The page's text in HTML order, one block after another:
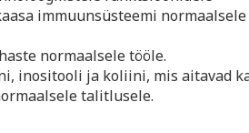
immuunsüsteemi normaalsele
normaalsele tööle.
inositooli ja koliini, mis aitavad
talitlusele.